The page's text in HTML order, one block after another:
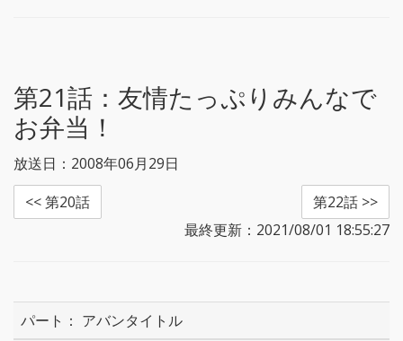
第21話： 友情たっぷりみんなで
お弁当！
放送日：2008年06月29日
<< 第20話
第22話 >>
最終更新：2021/08/01 18:55:27
アバンタイトル